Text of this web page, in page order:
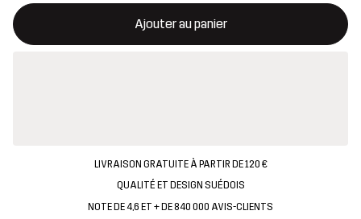
Ajouter au panier
Ce bouton ouvrira une fenêtre modale confirmant un nouvel
{{taille}} non disponible
LIVRAISON GRATUITE À PARTIR DE 120 €
QUALITÉ ET DESIGN SUÉDOIS
NOTE DE 4,6 ET + DE 840 000 AVIS-CLIENTS